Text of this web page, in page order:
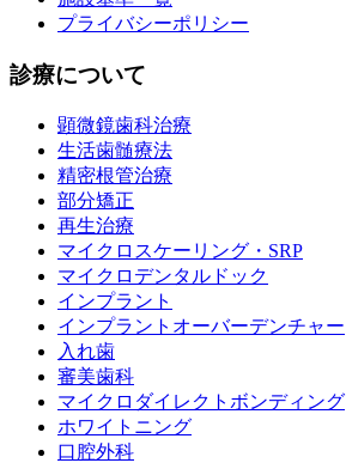
プライバシーポリシー
診療について
顕微鏡歯科治療
生活歯髄療法
精密根管治療
部分矯正
再生治療
マイクロスケーリング・SRP
マイクロデンタルドック
インプラント
インプラントオーバーデンチャー
入れ歯
審美歯科
マイクロダイレクトボンディング
ホワイトニング
口腔外科